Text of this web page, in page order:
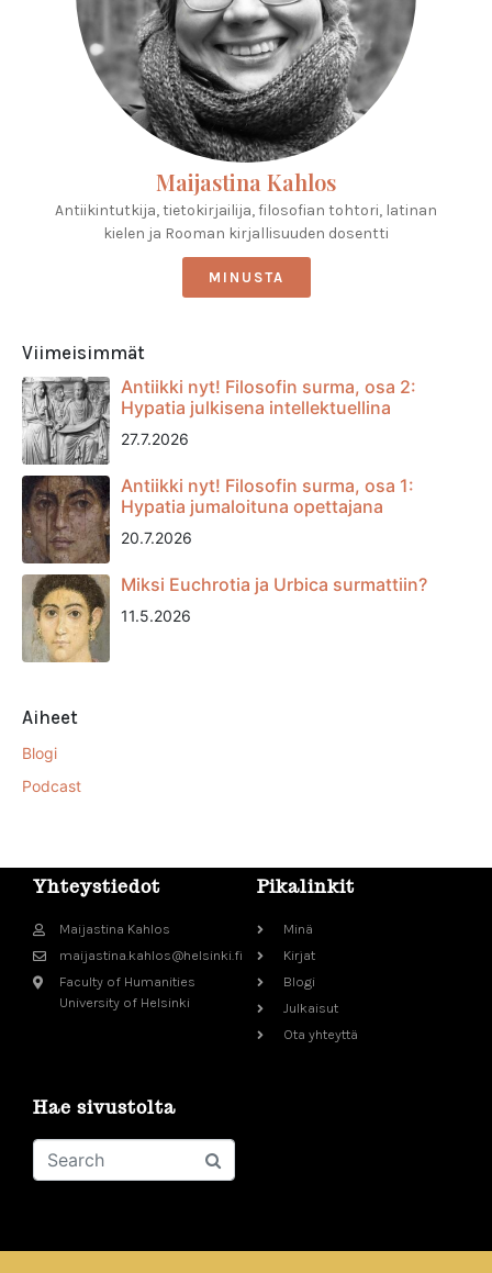
Maijastina Kahlos
Antiikintutkija, tietokirjailija, filosofian tohtori, latinan
kielen ja Rooman kirjallisuuden dosentti
MINUSTA
Viimeisimmät
Antiikki nyt! Filosofin surma, osa 2:
Hypatia julkisena intellektuellina
27.7.2026
Antiikki nyt! Filosofin surma, osa 1:
Hypatia jumaloituna opettajana
20.7.2026
Miksi Euchrotia ja Urbica surmattiin?
11.5.2026
Aiheet
Blogi
Podcast
Yhteystiedot
Maijastina Kahlos
maijastina.kahlos@helsinki.fi
Faculty of Humanities
University of Helsinki
Pikalinkit
Minä
Kirjat
Blogi
Julkaisut
Ota yhteyttä
Hae sivustolta